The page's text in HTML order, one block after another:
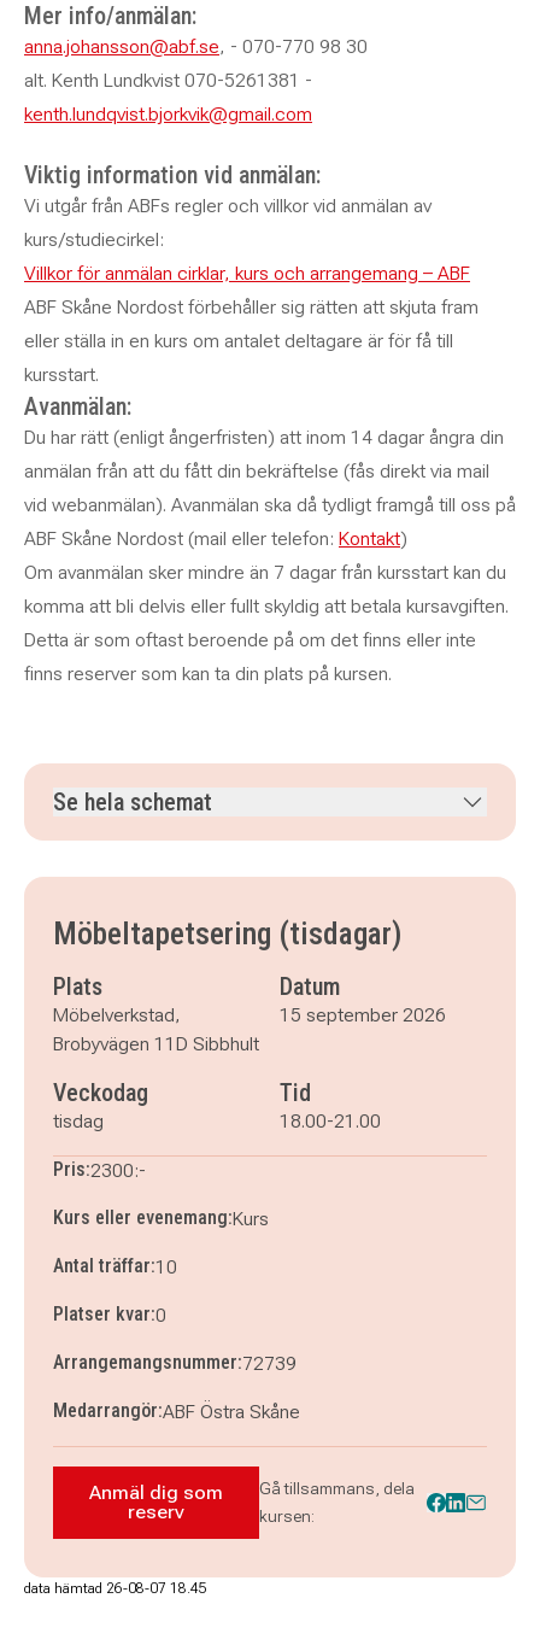
Mer info/anmälan:
anna.johansson@abf.se, - 070-770 98 30
alt. Kenth Lundkvist 070-5261381 -
kenth.lundqvist.bjorkvik@gmail.com
Viktig information vid anmälan:
Vi utgår från ABFs regler och villkor vid anmälan av
kurs/studiecirkel:
Villkor för anmälan cirklar, kurs och arrangemang – ABF
ABF Skåne Nordost förbehåller sig rätten att skjuta fram
eller ställa in en kurs om antalet deltagare är för få till
kursstart.
Avanmälan:
Du har rätt (enligt ångerfristen) att inom 14 dagar ångra din
anmälan från att du fått din bekräftelse (fås direkt via mail
vid webanmälan). Avanmälan ska då tydligt framgå till oss på
ABF Skåne Nordost (mail eller telefon: Kontakt)
Om avanmälan sker mindre än 7 dagar från kursstart kan du
komma att bli delvis eller fullt skyldig att betala kursavgiften.
Detta är som oftast beroende på om det finns eller inte
finns reserver som kan ta din plats på kursen.
Se hela schemat
tisdag 29 september 2026klockan 18.00–21.00
tisdag 6 oktober 2026 klockan 18.00–21.00
tisdag 13 oktober 2026
klockan 18.00–21.00
tisdag 20 oktober 2026
klockan 18.00–21.00
tisdag 27 oktober 2026
klockan 18.00–21.00
tisdag 3 november 2026
tisdag 10 november 2026 klockan 18.00–21.00
tisdag 17 november 2026 klockan 18.00–21.00
Möbeltapetsering (tisdagar)
Plats
Möbelverkstad,
Brobyvägen 11D Sibbhult
Datum
15 september 2026
Veckodag
tisdag
Tid
18.00-21.00
Pris:2300:-
Kurs eller evenemang:Kurs
Antal träffar:10
Platser kvar:0
Arrangemangsnummer:72739
Medarrangör:ABF Östra Skåne
Anmäl dig som reserv till
Anmäl dig som
reserv
Gå tillsammans, dela
kursen:
data hämtad 26-08-07 18.45